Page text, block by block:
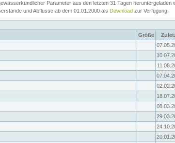
Parameter aus den letzten 31 Tagen heruntergeladen
und Abflüsse ab dem 01.01.2000 als Download zur Verfügung.
Größe